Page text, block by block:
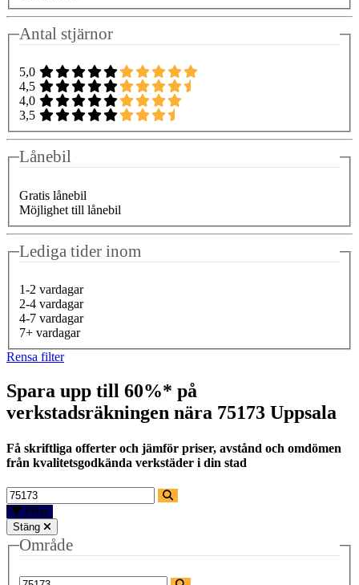
Antal stjärnor
5,0
4,5
4,0
3,5
Lånebil
Gratis lånebil
Möjlighet till lånebil
Lediga tider inom
1-2 vardagar
2-4 vardagar
4-7 vardagar
7+ vardagar
Rensa filter
Spara upp till 60%* på
verkstadsräkningen nära 75173 Uppsala
Få skriftliga offerter och jämför priser, avstånd och omdömen
från kvalitetsgodkända verkstäder i din stad
Filter
Stäng
Område